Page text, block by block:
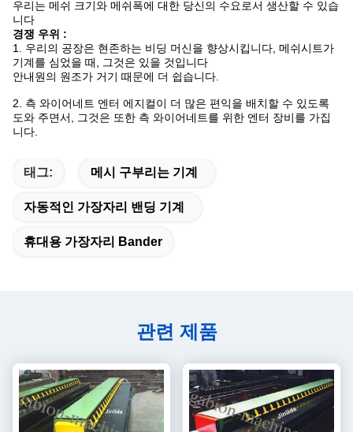
우리는 메쉬 크기와 메쉬폭에 대한 당신의 수요로서 생산할 수 있습
니다
경쟁 우위 :
1. 우리의 공장은 현존하는 비딩 머신을 향상시킵니다, 메쉬시트가
기계를 심었을 때, 그것은 있을 것입니다
안내원의 원조가 거기 때문에 더 쉽습니다.
2. 측 와이어네트 엔터 에지컬이 더 많은 편익을 배치할 수 있도록
도와 주면서, 그것은 또한 측 와이어네트를 위한 엔터 장비를 가집
니다.
태그: 메시 구부리는 기계
자동적인 가장자리 밴딩 기계
휴대용 가장자리 Bander
관련 제품